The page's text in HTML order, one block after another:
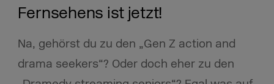
Fernsehens ist jetzt!
Na, gehörst du zu den „Gen Z action and
drama seekers“? Oder doch eher zu den